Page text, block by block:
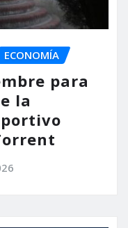
ECONOMÍA
para
la